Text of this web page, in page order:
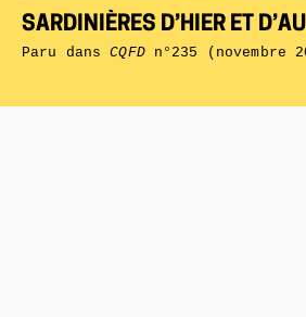
SARDINIÈRES D’HIER ET
Paru dansCQFDn°235 (novembre